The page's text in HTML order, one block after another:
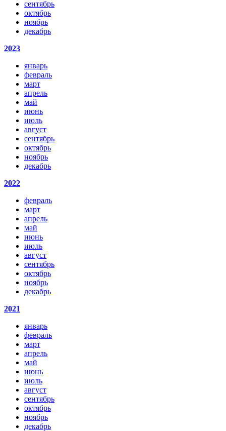
сентябрь
октябрь
ноябрь
декабрь
2023
январь
февраль
март
апрель
май
июнь
июль
август
сентябрь
октябрь
ноябрь
декабрь
2022
февраль
март
апрель
май
июнь
июль
август
сентябрь
октябрь
ноябрь
декабрь
2021
январь
февраль
март
апрель
май
июнь
июль
август
сентябрь
октябрь
ноябрь
декабрь